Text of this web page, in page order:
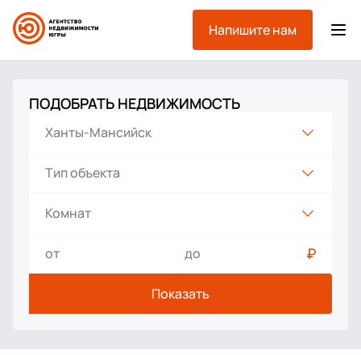
Напишите нам
ПОДОБРАТЬ НЕДВИЖИМОСТЬ
Жилая
Показать